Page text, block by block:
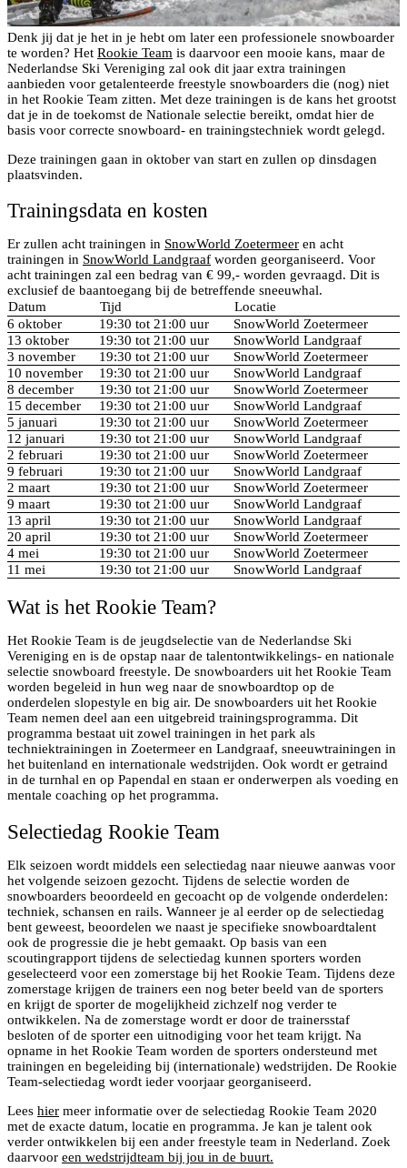
Denk jij dat je het in je hebt om later een professionele snowboarder
te worden? Het Rookie Team is daarvoor een mooie kans, maar de
Nederlandse Ski Vereniging zal ook dit jaar extra trainingen
aanbieden voor getalenteerde freestyle snowboarders die (nog) niet
in het Rookie Team zitten. Met deze trainingen is de kans het grootst
dat je in de toekomst de Nationale selectie bereikt, omdat hier de
basis voor correcte snowboard- en trainingstechniek wordt gelegd.
Deze trainingen gaan in oktober van start en zullen op dinsdagen
plaatsvinden.
Trainingsdata en kosten
Er zullen acht trainingen in SnowWorld Zoetermeer en acht
trainingen in SnowWorld Landgraaf worden georganiseerd. Voor
acht trainingen zal een bedrag van € 99,- worden gevraagd. Dit is
exclusief de baantoegang bij de betreffende sneeuwhal.
Datum
Tijd
Locatie
6 oktober
19:30 tot 21:00 uur
SnowWorld Zoetermeer
13 oktober
19:30 tot 21:00 uur
SnowWorld Landgraaf
3 november
19:30 tot 21:00 uur
SnowWorld Zoetermeer
10 november
19:30 tot 21:00 uur
SnowWorld Landgraaf
8 december
19:30 tot 21:00 uur
SnowWorld Zoetermeer
15 december
19:30 tot 21:00 uur
SnowWorld Landgraaf
5 januari
19:30 tot 21:00 uur
SnowWorld Zoetermeer
12 januari
19:30 tot 21:00 uur
SnowWorld Landgraaf
2 februari
19:30 tot 21:00 uur
SnowWorld Zoetermeer
9 februari
19:30 tot 21:00 uur
SnowWorld Landgraaf
2 maart
19:30 tot 21:00 uur
SnowWorld Zoetermeer
9 maart
19:30 tot 21:00 uur
SnowWorld Landgraaf
13 april
19:30 tot 21:00 uur
SnowWorld Landgraaf
20 april
19:30 tot 21:00 uur
SnowWorld Zoetermeer
4 mei
19:30 tot 21:00 uur
SnowWorld Zoetermeer
11 mei
19:30 tot 21:00 uur SnowWorld Landgraaf
Wat is het Rookie Team?
Het Rookie Team is de jeugdselectie van de Nederlandse Ski
Vereniging en is de opstap naar de talentontwikkelings- en nationale
selectie snowboard freestyle. De snowboarders uit het Rookie Team
worden begeleid in hun weg naar de snowboardtop op de
onderdelen slopestyle en big air. De snowboarders uit het Rookie
Team nemen deel aan een uitgebreid trainingsprogramma. Dit
programma bestaat uit zowel trainingen in het park als
techniektrainingen in Zoetermeer en Landgraaf, sneeuwtrainingen in
het buitenland en internationale wedstrijden. Ook wordt er getraind
in de turnhal en op Papendal en staan er onderwerpen als voeding en
mentale coaching op het programma.
Selectiedag Rookie Team
Elk seizoen wordt middels een selectiedag naar nieuwe aanwas voor
het volgende seizoen gezocht. Tijdens de selectie worden de
snowboarders beoordeeld en gecoacht op de volgende onderdelen:
techniek, schansen en rails. Wanneer je al eerder op de selectiedag
bent geweest, beoordelen we naast je specifieke snowboardtalent
ook de progressie die je hebt gemaakt. Op basis van een
scoutingrapport tijdens de selectiedag kunnen sporters worden
geselecteerd voor een zomerstage bij het Rookie Team. Tijdens deze
zomerstage krijgen de trainers een nog beter beeld van de sporters
en krijgt de sporter de mogelijkheid zichzelf nog verder te
ontwikkelen. Na de zomerstage wordt er door de trainersstaf
besloten of de sporter een uitnodiging voor het team krijgt. Na
opname in het Rookie Team worden de sporters ondersteund met
trainingen en begeleiding bij (internationale) wedstrijden. De Rookie
Team-selectiedag wordt ieder voorjaar georganiseerd.
Lees hier meer informatie over de selectiedag Rookie Team 2020
met de exacte datum, locatie en programma. Je kan je talent ook
verder ontwikkelen bij een ander freestyle team in Nederland. Zoek
daarvoor een wedstrijdteam bij jou in de buurt.